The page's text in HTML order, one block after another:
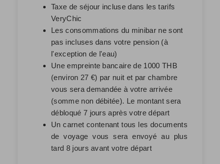
Taxe de séjour incluse dans les tarifs
VeryChic
Les consommations du minibar ne sont
pas incluses dans votre pension (à
l'exception de l'eau)
Une empreinte bancaire de 1000 THB
(environ 27 €) par nuit et par chambre
vous sera demandée à votre arrivée
(somme non débitée). Le montant sera
débloqué 7 jours après votre départ
Un carnet contenant tous les documents
de voyage vous sera envoyé au plus
tard 8 jours avant votre départ